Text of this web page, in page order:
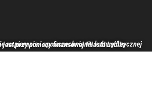
i upowszechniania kultury fizycznej realizowane jest przy pomocy finansowej Miasta Lublin